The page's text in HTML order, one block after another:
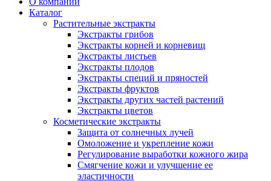
Каталог
Растительные экстракты
Экстракты грибов
Экстракты корней и корневищ
Экстракты листьев
Экстракты плодов
Экстракты специй и пряностей
Экстракты фруктов
Экстракты других частей растений
Экстракты цветов
Косметические экстракты
Защита от солнечных лучей
Омоложение и укрепление кожи
Регулирование выработки кожного жира
Смягчение кожи и улучшение ее
эластичности